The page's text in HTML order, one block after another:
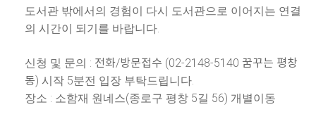
도서관 밖에서의 경험이 다시 도서관으로 이어지는 연결
의 시간이 되기를 바랍니다.
신청 및 문의 : 전화/방문접수 (02-2148-5140 꿈꾸는 평창
동) 시작 5분전 입장 부탁드립니다.
장소 : 소함재 원네스(종로구 평창 5길 56) 개별이동